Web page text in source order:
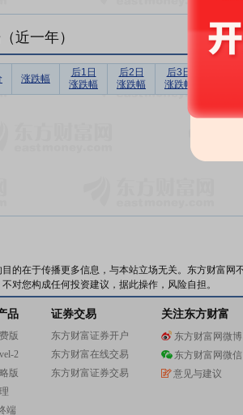
近一年）
涨跌幅
后1日
涨跌幅
后2日
涨跌幅
后3日
涨跌幅
的在于传播更多信息，与本站立场无关。东方财富
对您构成任何投资建议，据此操作，风险自担。